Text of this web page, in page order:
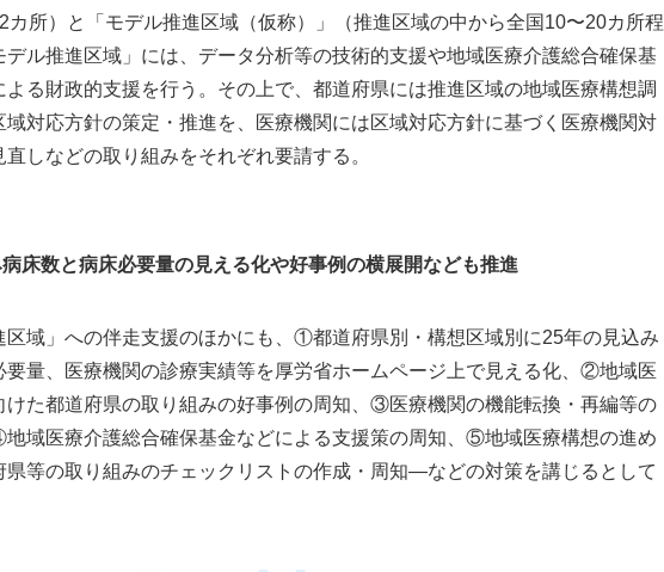
カ所）と「モデル推進区域（仮称）」（推進区域の中から全国10〜20カ所程
デル推進区域」には、データ分析等の技術的支援や地域医療介護総合確保基
よる財政的支援を行う。その上で、都道府県には推進区域の地域医療構想調
域対応方針の策定・推進を、医療機関には区域対応方針に基づく医療機関対
しなどの取り組みをそれぞれ要請する。
床数と病床必要量の見える化や好事例の横展開なども推進
区域」への伴走支援のほかにも、①都道府県別・構想区域別に25年の見込み
要量、医療機関の診療実績等を厚労省ホームページ上で見える化、②地域医
けた都道府県の取り組みの好事例の周知、③医療機関の機能転換・再編等の
域医療介護総合確保基金などによる支援策の周知、⑤地域医療構想の進め
県等の取り組みのチェックリストの作成・周知―などの対策を講じるとして